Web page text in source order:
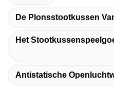
De Plonsstootkussen
Het
Antistatische